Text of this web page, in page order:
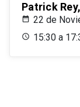
Patrick
22 de
15:30 a